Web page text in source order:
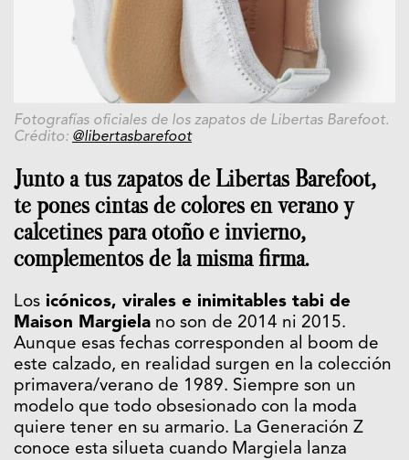
Fotografías oficiales de los zapatos de Libertas Barefoot.
Crédito: @libertasbarefoot
Junto a tus zapatos de Libertas Barefoot,
te pones cintas de colores en verano y
calcetines para otoño e invierno,
complementos de la misma firma.
Los icónicos, virales e inimitables tabi de
Maison Margiela no son de 2014 ni 2015.
Aunque esas fechas corresponden al boom de
este calzado, en realidad surgen en la colección
primavera/verano de 1989. Siempre son un
modelo que todo obsesionado con la moda
quiere tener en su armario. La Generación Z
conoce esta silueta cuando Margiela lanza